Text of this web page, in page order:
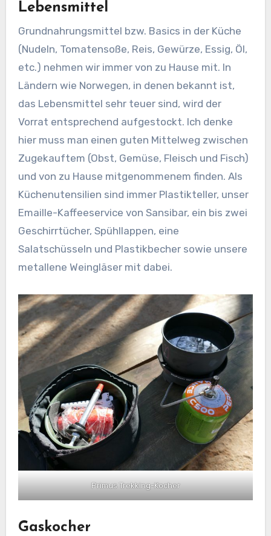
Lebensmittel
Grundnahrungsmittel bzw. Basics in der Küche
(Nudeln, Tomatensoße, Reis, Gewürze, Essig, Öl,
etc.) nehmen wir immer von zu Hause mit. In
Ländern wie Norwegen, in denen bekannt ist,
das Lebensmittel sehr teuer sind, wird der
Vorrat entsprechend aufgestockt. Ich denke
hier muss man einen guten Mittelweg zwischen
Zugekauftem (Obst, Gemüse, Fleisch und Fisch)
und von zu Hause mitgenommenem finden. Als
Küchenutensilien sind immer Plastikteller, unser
Emaille-Kaffeeservice von Sansibar, ein bis zwei
Geschirrtücher, Spühllappen, eine
Salatschüsseln und Plastikbecher sowie unsere
metallene Weingläser mit dabei.
Primus Trekking-Kocher
Gaskocher